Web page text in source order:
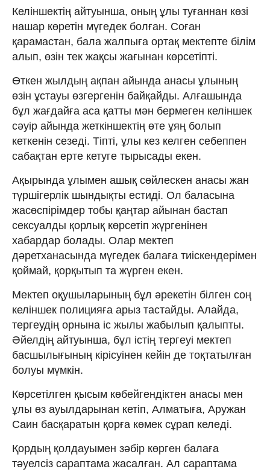
Келіншектің айтуынша, оның ұлы туғаннан көзі
нашар көретін мүгедек болған. Соған
қарамастан, бала жалпыға ортақ мектепте білім
алып, өзін тек жақсы жағынан көрсетіпті.
Өткен жылдың ақпан айында анасы ұлының
өзін ұстауы өзгергенін байқайды. Алғашында
бұл жағдайға аса қатты мән бермеген келіншек
сәуір айында жеткіншектің өте ұяң болып
кеткенін сезеді. Тіпті, ұлы кез келген себеппен
сабақтан ерте кетуге тырысады екен.
Ақырында ұлымен ашық сөйлескен анасы жан
түршігерлік шындықты естиді. Ол баласына
жасөспірімдер тобы қаңтар айынан бастап
сексуалды қорлық көрсетіп жүргенінен
хабардар болады. Олар мектеп
дәретханасында мүгедек балаға тиіскендерімен
қоймай, қорқытып та жүрген екен.
Мектеп оқушыларының бұл әрекетін білген соң
келіншек полицияға арыз тастайды. Алайда,
тергеудің орнына іс жылы жабылып қалыпты.
Әйелдің айтуынша, бұл істің тергеуі мектеп
басшылығының кірісуінен кейін де тоқтатылған
болуы мүмкін.
Көрсетілген қысым көбейгендіктен анасы мен
ұлы өз ауылдарынан кетіп, Алматыға, Аружан
Саин басқаратын қорға көмек сұрап келеді.
Қордың қолдауымен зәбір көрген балаға
тәуелсіз сараптама жасалған. Ал сараптама